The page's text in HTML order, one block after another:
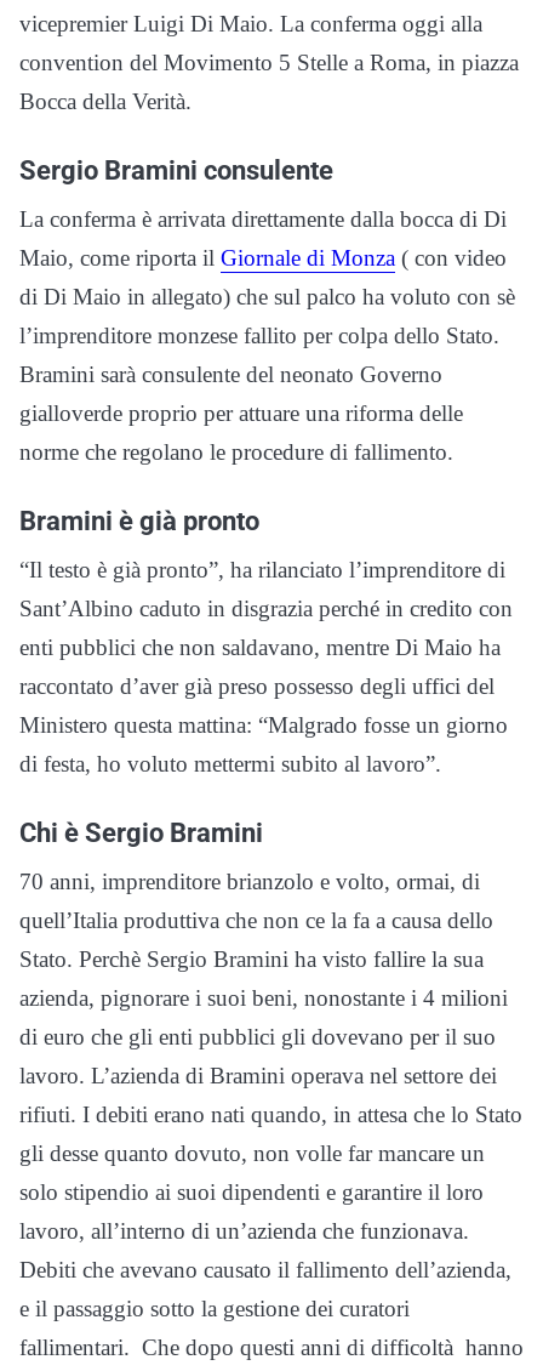
vicepremier Luigi Di Maio. La conferma oggi alla
convention del Movimento 5 Stelle a Roma, in piazza
Bocca della Verità.
Sergio Bramini consulente
La conferma è arrivata direttamente dalla bocca di Di
Maio, come riporta il Giornale di Monza ( con video
di Di Maio in allegato) che sul palco ha voluto con sè
l’imprenditore monzese fallito per colpa dello Stato.
Bramini sarà consulente del neonato Governo
gialloverde proprio per attuare una riforma delle
norme che regolano le procedure di fallimento.
Bramini è già pronto
“Il testo è già pronto”, ha rilanciato l’imprenditore di
Sant’Albino caduto in disgrazia perché in credito con
enti pubblici che non saldavano, mentre Di Maio ha
raccontato d’aver già preso possesso degli uffici del
Ministero questa mattina: “Malgrado fosse un giorno
di festa, ho voluto mettermi subito al lavoro”.
Chi è Sergio Bramini
70 anni, imprenditore brianzolo e volto, ormai, di
quell’Italia produttiva che non ce la fa a causa dello
Stato. Perchè Sergio Bramini ha visto fallire la sua
azienda, pignorare i suoi beni, nonostante i 4 milioni
di euro che gli enti pubblici gli dovevano per il suo
lavoro. L’azienda di Bramini operava nel settore dei
rifiuti. I debiti erano nati quando, in attesa che lo Stato
gli desse quanto dovuto, non volle far mancare un
solo stipendio ai suoi dipendenti e garantire il loro
lavoro, all’interno di un’azienda che funzionava.
Debiti che avevano causato il fallimento dell’azienda,
e il passaggio sotto la gestione dei curatori
fallimentari. Che dopo questi anni di difficoltà hanno